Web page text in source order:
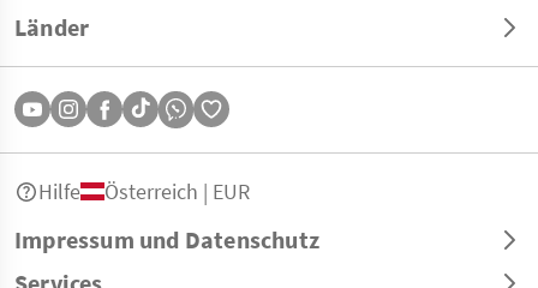
Länder
Impressum und Datenschutz
Hilfe Österreich | EUR